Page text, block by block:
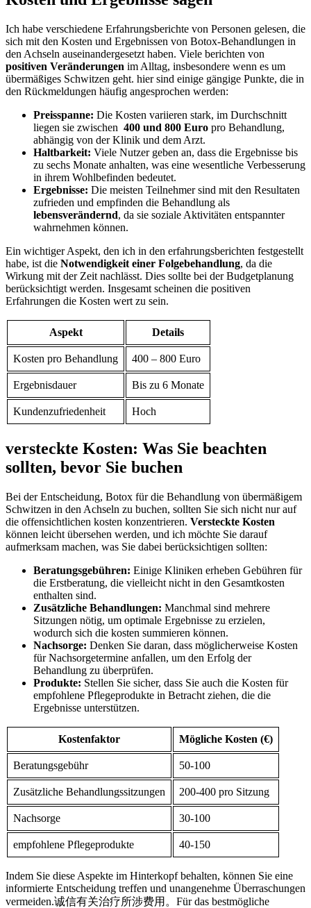
Ich habe verschiedene Erfahrungsberichte von Personen gelesen, die
‍sich mit ‌den Kosten und⁣ Ergebnissen von Botox-Behandlungen in
den Achseln auseinandergesetzt haben. Viele berichten von
positiven Veränderungen im Alltag, insbesondere wenn es um
übermäßiges Schwitzen geht. hier sind einige gängige Punkte, die in
den Rückmeldungen häufig angesprochen werden:
Preisspanne: Die Kosten variieren stark,‌ im Durchschnitt
liegen sie zwischen ⁤ 400 und 800​ Euro pro Behandlung,
abhängig von der Klinik und dem Arzt.
Haltbarkeit: Viele Nutzer geben an, dass die Ergebnisse bis
zu sechs Monate‌ anhalten,⁤ was eine wesentliche Verbesserung
in ihrem Wohlbefinden bedeutet.
Ergebnisse: ⁤Die meisten Teilnehmer sind mit den Resultaten
zufrieden und empfinden die Behandlung ⁤als ⁣
lebensverändernd,‍ da sie soziale Aktivitäten entspannter
wahrnehmen können.
Ein wichtiger Aspekt, den ich in den ‍erfahrungsberichten festgestellt
habe, ist die⁣ Notwendigkeit einer Folgebehandlung, da die⁤
Wirkung mit ‍der Zeit nachlässt. Dies sollte bei‌ der Budgetplanung
berücksichtigt werden. Insgesamt scheinen die positiven
Erfahrungen die Kosten wert zu⁢ sein.
Aspekt Details
Kosten pro Behandlung 400 – 800 Euro
Ergebnisdauer Bis zu 6 Monate
Kundenzufriedenheit Hoch
versteckte Kosten: Was Sie beachten
sollten, bevor Sie buchen
Bei der Entscheidung, Botox für die Behandlung von übermäßigem
Schwitzen in den Achseln zu buchen, sollten Sie sich nicht nur auf
die offensichtlichen kosten konzentrieren. Versteckte Kosten
können leicht übersehen werden, und ich möchte Sie darauf
‌aufmerksam machen, was Sie dabei berücksichtigen sollten:
Beratungsgebühren: Einige‌ Kliniken erheben Gebühren für
die Erstberatung, ​die vielleicht nicht in den Gesamtkosten
enthalten sind.
Zusätzliche Behandlungen: Manchmal sind mehrere
Sitzungen nötig, um optimale Ergebnisse⁢ zu erzielen,
wodurch sich die kosten summieren können.
Nachsorge: Denken Sie daran, ‍dass möglicherweise ⁤Kosten
für Nachsorgetermine anfallen, um den Erfolg der
Behandlung zu überprüfen.
Produkte: Stellen Sie ‍sicher, dass Sie auch die⁢ Kosten für
empfohlene Pflegeprodukte in Betracht ziehen, die die⁣
Ergebnisse unterstützen.
Kostenfaktor Mögliche Kosten (€)
Beratungsgebühr 50-100
Zusätzliche⁣ Behandlungssitzungen 200-400 pro Sitzung
Nachsorge 30-100
empfohlene Pflegeprodukte 40-150
Indem Sie diese Aspekte im Hinterkopf behalten, können Sie eine
informierte Entscheidung treffen und unangenehme Überraschungen
vermeiden.诚信有关治疗所涉费用。Für‍ das bestmögliche